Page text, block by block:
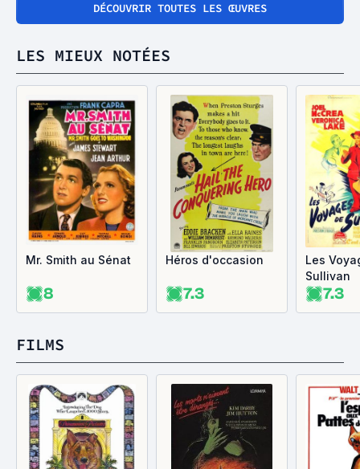
DÉCOUVRIR TOUTES LES ŒUVRES
LES MIEUX NOTÉES
Mr. Smith au Sénat
8
Héros d'occasion
7.3
Les
Sullivan
7.3
FILMS